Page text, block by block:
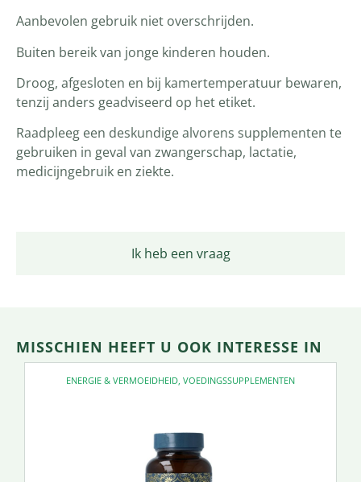
Ik heb een vraag
Aanbevolen gebruik niet overschrijden.
Buiten bereik van jonge kinderen houden.
Droog, afgesloten en bij kamertemperatuur bewaren,
tenzij anders geadviseerd op het etiket.
Raadpleeg een deskundige alvorens supplementen te
gebruiken in geval van zwangerschap, lactatie,
medicijngebruik en ziekte.
MISSCHIEN HEEFT U OOK INTERESSE IN
ENERGIE & VERMOEIDHEID, VOEDINGSSUPPLEMENTEN